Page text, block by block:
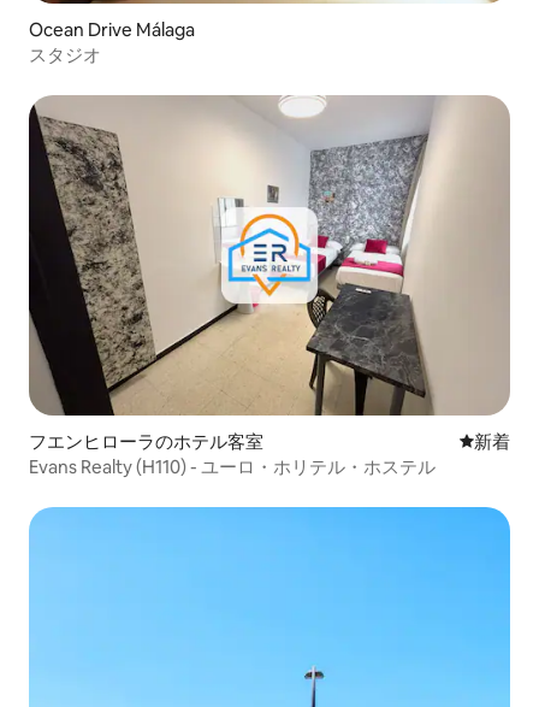
Ocean Drive Málaga
スタジオ
フエンヒローラのホテル客室 新しい宿
新着
Evans Realty (H110) - ユーロ・ホリテル・ホステル